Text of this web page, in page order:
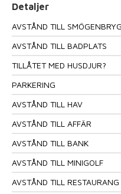
Detaljer
AVSTÅND TILL
AVSTÅND TILL BADPLATS
TILLÅTET MED HUSDJUR?
PARKERING
AVSTÅND TILL HAV
AVSTÅND TILL AFFÄR
AVSTÅND TILL BANK
AVSTÅND TILL MINIGOLF
AVSTÅND TILL RESTAURANG